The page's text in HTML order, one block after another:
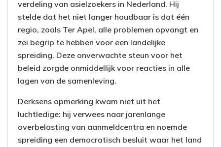
verdeling van asielzoekers in Nederland. Hij
stelde dat het niet langer houdbaar is dat één
regio, zoals Ter Apel, alle problemen opvangt en
zei begrip te hebben voor een landelijke
spreiding. Deze onverwachte steun voor het
beleid zorgde onmiddellijk voor reacties in alle
lagen van de samenleving.
Derksens opmerking kwam niet uit het
luchtledige: hij verwees naar jarenlange
overbelasting van aanmeldcentra en noemde
spreiding een democratisch besluit waar het land